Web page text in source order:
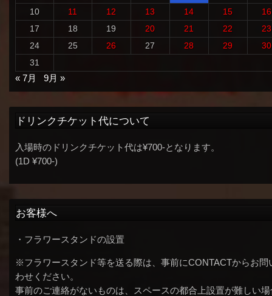
10
11 12 13 14 15
16
17
18 19 20 21 22
23
24
25 26 27 28 29
30
31
« 7月
9月 »
ドリンクチケット代について
入場時のドリンクチケット代は¥700-となります。
(1D ¥700-)
お客様へ
・フラワースタンドの設置
※フラワースタンド等を送る際は、事前にCONTACTからお問
わせください。
事前のご連絡がないものは、スペースの都合上設置が難しい場